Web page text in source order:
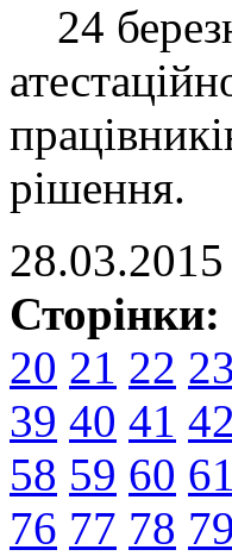
24
рішення.
Сторінки:
20 21 22 23
39 40 41 42
58 59 60 61
76 77 78 79